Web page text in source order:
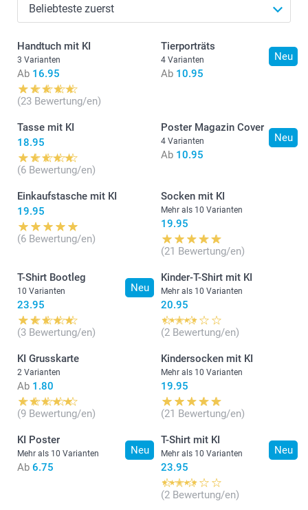
Handtuch mit KI
3 Varianten
Ab 16.95
(23 Bewertung/en)
Neu
Tierporträts
4 Varianten
Ab 10.95
Tasse mit KI
18.95
(6 Bewertung/en)
Neu
Poster Magazin Cover
4 Varianten
Ab 10.95
Einkaufstasche mit KI
19.95
(6 Bewertung/en)
Socken mit KI
Mehr als 10 Varianten
19.95
(21 Bewertung/en)
Neu
T-Shirt Bootleg
10 Varianten
23.95
(3 Bewertung/en)
Kinder-T-Shirt mit KI
Mehr als 10 Varianten
20.95
(2 Bewertung/en)
KI Grusskarte
2 Varianten
Ab 1.80
(9 Bewertung/en)
Kindersocken mit KI
Mehr als 10 Varianten
19.95
(21 Bewertung/en)
Neu
KI Poster
Mehr als 10 Varianten
Ab 6.75
Neu
T-Shirt mit KI
Mehr als 10 Varianten
23.95
(2 Bewertung/en)